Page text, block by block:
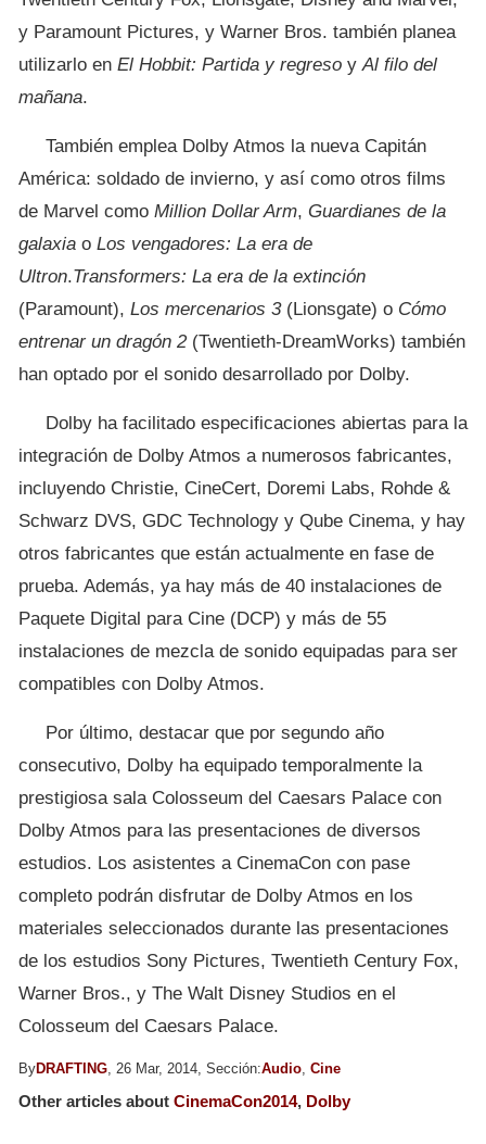
y Paramount Pictures, y Warner Bros. también planea
utilizarlo en El Hobbit: Partida y regreso yAl filo del
mañana.
También emplea Dolby Atmos la nueva Capitán
América: soldado de invierno, y así como otros films
de Marvel como Million Dollar Arm, Guardianes de la
galaxia o Los vengadores: La era de
Ultron.Transformers: La era de la extinción
(Paramount), Los mercenarios 3 (Lionsgate) o Cómo
entrenar un dragón 2 (Twentieth-DreamWorks) también
han optado por el sonido desarrollado por Dolby.
Dolby ha facilitado especificaciones abiertas para la
integración de Dolby Atmos a numerosos fabricantes,
incluyendo Christie, CineCert, Doremi Labs, Rohde &
Schwarz DVS, GDC Technology y Qube Cinema, y hay
otros fabricantes que están actualmente en fase de
prueba. Además, ya hay más de 40 instalaciones de
Paquete Digital para Cine (DCP) y más de 55
instalaciones de mezcla de sonido equipadas para ser
compatibles con Dolby Atmos.
Por último, destacar que por segundo año
consecutivo, Dolby ha equipado temporalmente la
prestigiosa sala Colosseum del Caesars Palace con
Dolby Atmos para las presentaciones de diversos
estudios. Los asistentes a CinemaCon con pase
completo podrán disfrutar de Dolby Atmos en los
materiales seleccionados durante las presentaciones
de los estudios Sony Pictures, Twentieth Century Fox,
Warner Bros., y The Walt Disney Studios en el
Colosseum del Caesars Palace.
ByDRAFTING, 26 Mar, 2014, Sección:Audio, Cine
Other articles about CinemaCon2014, Dolby